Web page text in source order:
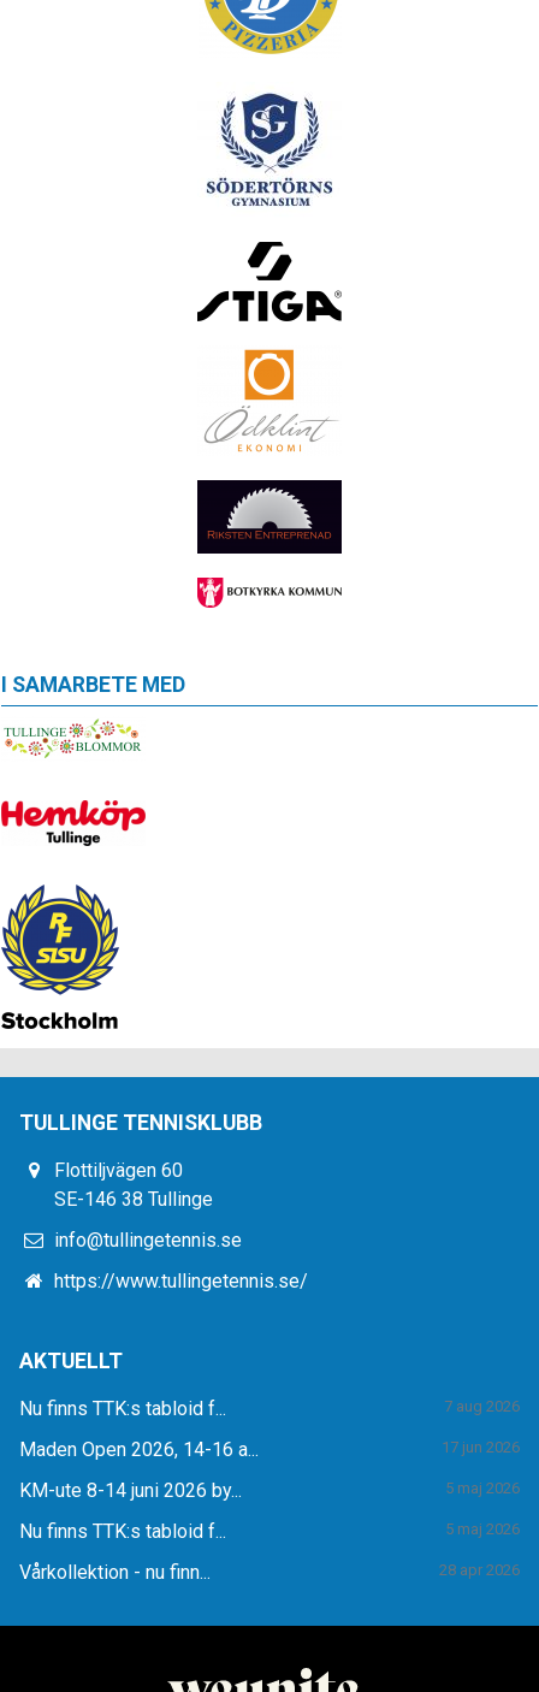
I SAMARBETE MED
TULLINGE TENNISKLUBB
Flottiljvägen 60
SE-146 38 Tullinge
info@tullingetennis.se
https://www.tullingetennis.se/
AKTUELLT
Nu finns TTK:s tabloid f... 7 aug 2026
Maden Open 2026, 14-16 a... 17 jun 2026
KM-ute 8-14 juni 2026 by... 5 maj 2026
Nu finns TTK:s tabloid f... 5 maj 2026
Vårkollektion - nu finn... 28 apr 2026